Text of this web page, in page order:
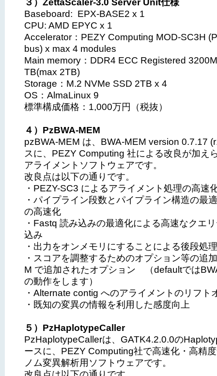
Baseboard: EPX-BASE2 x 1
CPU: AMD EPYC x 1
Accelerator：PEZY Computing MOD-SC3H
bus) x max 4 modules
Main memory：DDR4 ECC Registered
TB(max 2TB)
Storage：M.2 NVMe SSD 2TB x 4
OS：AlmaLinux 9
標準構成価格：1,000万円（税抜）
４）PzBWA-MEM
pzBWA-MEM は、BWA-MEM version 0.7.17
スに、PEZY Computing 社による改良が加え
アライメントソフトウェアです。
改良点は以下の通りです。
・PEZY-SC3 によるアライメント処理の高速
・パイプライン段数とパイプライン構造の最
の高速化
・Fastq 読み込みの最適化による高速なクエ
込み
・出力をオンメモリにすることによる後段処
・スコアを調整するためのオプション等の追
M で追加されたオプション （defaultでは
の動作をします）
・Alternate contig へのアライメントのリフト
・既知の変異の情報を利用した感度向上
５）PzHaplotypeCaller
PzHaplotypeCallerは、GATK4.2.0.0の
ースに、PEZY Computing社で高速化・高精
ノム変異解析用ソフトウェアです。